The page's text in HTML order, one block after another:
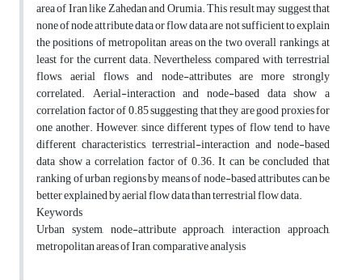
area of Iran like Zahedan and Orumia. This result may suggest that
none of node attribute data or flow data are not sufficient to explain
the positions of metropolitan areas on the two overall rankings, at
least for the current data. Nevertheless, compared with terrestrial
flows, aerial flows and node-attributes are more strongly
correlated. Aerial-interaction and node-based data show a
correlation factor of 0.85 suggesting that they are good proxies for
one another. However, since different types of flow tend to have
different characteristics, terrestrial-interaction and node-based
data show a correlation factor of 0.36. It can be concluded that
ranking of urban regions by means of node-based attributes can be
better explained by aerial flow data than terrestrial flow data.
Keywords
Urban system, node-attribute approach, interaction approach,
metropolitan areas of Iran, comparative analysis